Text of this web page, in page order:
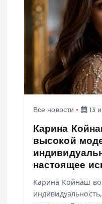
и
Все новости 13
Карина
высокой
настоящее
Карина Койнаш